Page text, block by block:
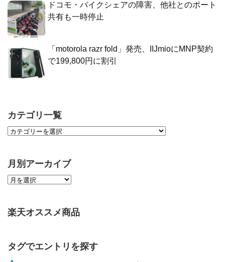
ドコモ・バイクシェアの障害、他社とのポート
共有も一時停止
「motorola razr fold」発売、IIJmioにMNP契約
で199,800円に割引
カテゴリ一覧
月別アーカイブ
楽天オススメ商品
タグでエントリを探す